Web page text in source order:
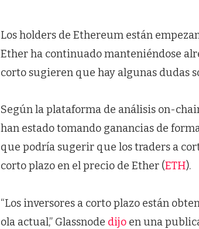
Los holders de Ethereum están
Ether ha continuado manteniéndose
corto sugieren que hay algunas dudas
Según la plataforma de análisis on-
han estado tomando ganancias de
que podría sugerir que los traders a
corto plazo en el precio de Ether (ETH).
“Los inversores a corto plazo están
ola actual,” Glassnode dijo en una